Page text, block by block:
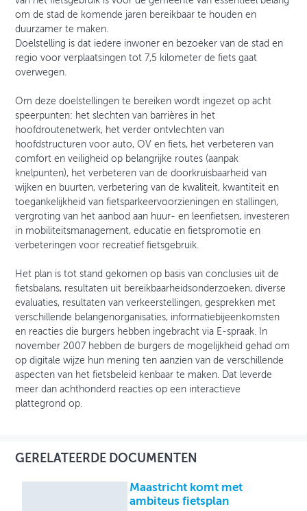
om de stad de komende jaren bereikbaar te houden en
duurzamer te maken.
Doelstelling is dat iedere inwoner en bezoeker van de stad en
regio voor verplaatsingen tot 7,5 kilometer de fiets gaat
overwegen.
Om deze doelstellingen te bereiken wordt ingezet op acht
speerpunten: het slechten van barrières in het
hoofdroutenetwerk, het verder ontvlechten van
hoofdstructuren voor auto, OV en fiets, het verbeteren van
comfort en veiligheid op belangrijke routes (aanpak
knelpunten), het verbeteren van de doorkruisbaarheid van
wijken en buurten, verbetering van de kwaliteit, kwantiteit en
toegankelijkheid van fietsparkeervoorzieningen en stallingen,
vergroting van het aanbod aan huur- en leenfietsen, investeren
in mobiliteitsmanagement, educatie en fietspromotie en
verbeteringen voor recreatief fietsgebruik.
Het plan is tot stand gekomen op basis van conclusies uit de
fietsbalans, resultaten uit bereikbaarheidsonderzoeken, diverse
evaluaties, resultaten van verkeerstellingen, gesprekken met
verschillende belangenorganisaties, informatiebijeenkomsten
en reacties die burgers hebben ingebracht via E-spraak. In
november 2007 hebben de burgers de mogelijkheid gehad om
op digitale wijze hun mening ten aanzien van de verschillende
aspecten van het fietsbeleid kenbaar te maken. Dat leverde
meer dan achthonderd reacties op een interactieve
plattegrond op.
GERELATEERDE DOCUMENTEN
Maastricht komt met
ambiteus fietsplan